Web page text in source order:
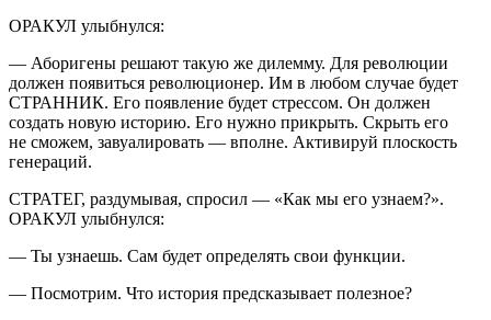
ОРАКУЛ улыбнулся:
— Аборигены решают такую же дилемму. Для революции
должен появиться революционер. Им в любом случае будет
СТРАННИК. Его появление будет стрессом. Он должен
создать новую историю. Его нужно прикрыть. Скрыть его
не сможем, завуалировать — вполне. Активируй плоскость
генераций.
СТРАТЕГ, раздумывая, спросил — «Как мы его узнаем?».
ОРАКУЛ улыбнулся:
— Ты узнаешь. Сам будет определять свои функции.
— Посмотрим. Что история предсказывает полезное?